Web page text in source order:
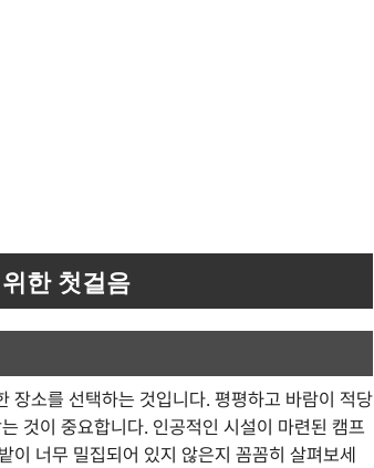
한 첫걸음
장소를 선택하는 것입니다. 평평하고 바람이 적당
것이 중요합니다. 인공적인 시설이 마련된 캠프
너무 밀집되어 있지 않은지 꼼꼼히 살펴보세